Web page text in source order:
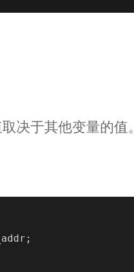
决于其他变量的值。